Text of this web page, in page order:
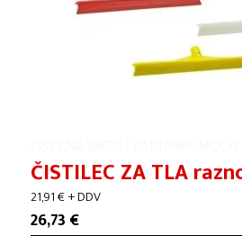
ČISTILEC ZA TLA
21,91€+ DDV
26,73 €